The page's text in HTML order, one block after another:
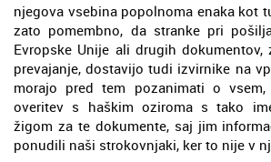
njegova vsebina popolnoma enaka kot
zato pomembno, da stranke pri
Evropske Unije ali drugih dokumentov,
prevajanje, dostavijo tudi izvirnike na
morajo pred tem pozanimati o
overitev s haškim oziroma s tako
žigom za te dokumente, saj jim
ponudili naši strokovnjaki, ker to nije v